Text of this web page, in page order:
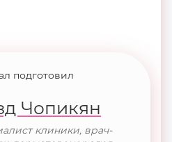
подготовил
Чопикян
клиники, врач-